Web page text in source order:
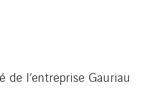
de l’entreprise Gauriau